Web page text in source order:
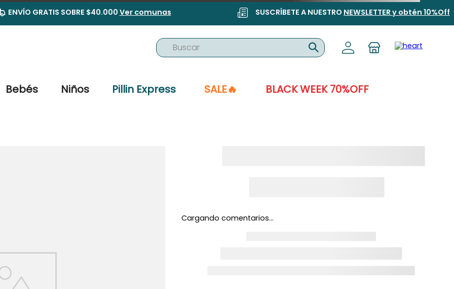
ENVÍO GRATIS SOBRE $40.000 Ver comunas SUSCRÍBETE A NUESTRO NEWSLETTER y obtén 10%Off
Buscar
buzo
Bebés Niños Pillin Express SALE🔥 BLACK WEEK 70%OFF
Cargando comentarios…